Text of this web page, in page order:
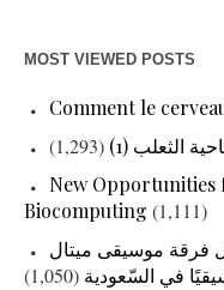
MOST VIEWED POSTS
Comment le
الثعلب (1)
(1,293)
New Opportunities
Biocomputing (1,111)
فرقة موسيقى ميتال
في السّعودية (1,050)